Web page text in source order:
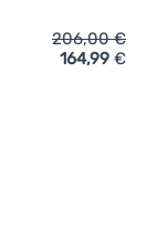
Ultra Raptor
206,00€
164,99 €